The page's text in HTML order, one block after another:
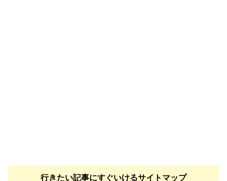
行きたい記事にすぐいけるサイトマップ